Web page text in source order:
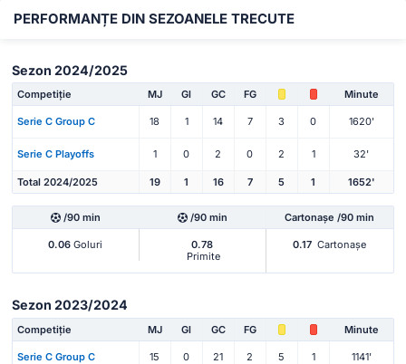
PERFORMANȚE DIN SEZOANELE TRECUTE
Sezon 2024/2025
Competiție MJ Gl GC FG Minute
Serie C Group C 18 1 14 7 3 0 1620'
Serie C Playoffs 1 0 2 0 2 1 32'
Total 2024/2025 19 1 16 7 5 1 1652'
/90 min /90 min Cartonașe /90 min
0.06 Goluri
0.78
Primite
0.17 Cartonașe
Sezon 2023/2024
Competiție MJ Gl GC FG Minute
Serie C Group C 15 0 21 2 5 1 1141'